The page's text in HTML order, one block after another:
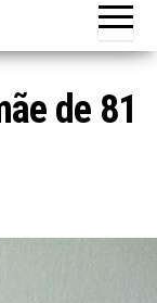
de 81